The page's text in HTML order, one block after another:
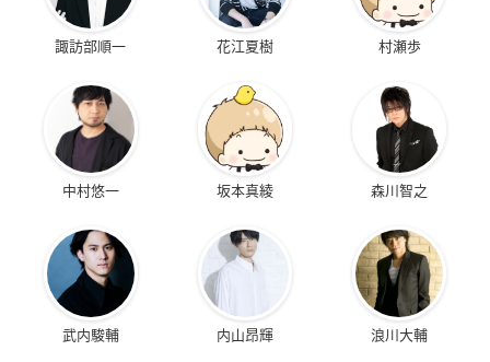
諏訪部順一 花江夏樹 村瀬歩
中村悠一 坂本真綾 森川智之
武内駿輔 内山昂輝 浪川大輔